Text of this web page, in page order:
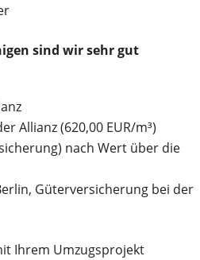
sind wir sehr gut
Allianz (620,00 EUR/m³)
nach Wert über die
Güterversicherung bei der
Ihrem Umzugsprojekt